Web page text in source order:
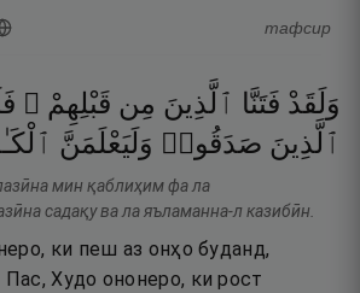
тафсир
وَلَقَدْ فَتَنَّا ٱلَّذِينَ مِن قَبْلِهِمْ ۖ
ٱلَّذِينَ صَدَقُوا۟ وَلَيَعْلَمَنَّ
мин қаблиҳим фа ла
садақу ва ла яъламанна-л казибӣн.
ки пеш аз онҳо буданд,
Худо ононеро, ки рост